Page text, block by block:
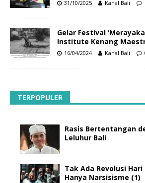
31/10/2025 Kanal Bali
Gelar Festival
Institute Kenang
16/04/2024 Kanal Bali
TERPOPULER
Rasis Bertentangan
Leluhur Bali
Tak Ada Revolusi Hari
Hanya Narsisisme (1)